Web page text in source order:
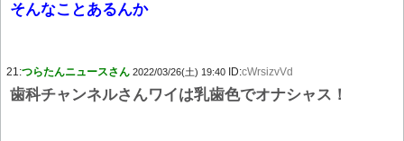
そんなことあるんか
21:つらたんニュースさん 2022/03/26(土) 19:40 ID:cWrsizvVd
歯科チャンネルさんワイは乳歯色でオナシャス！